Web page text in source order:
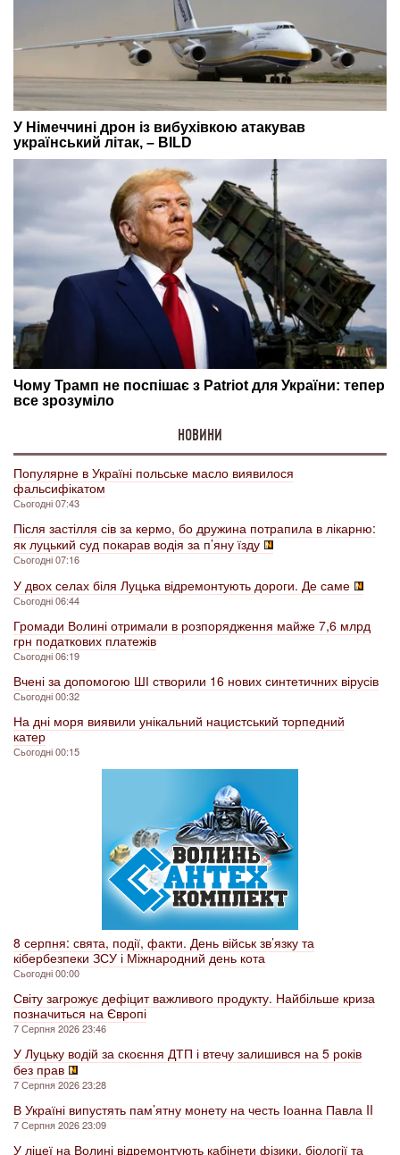
НОВИНИ
Популярне в Україні польське масло виявилося
фальсифікатом
Сьогодні 07:43
Після застілля сів за кермо, бо дружина потрапила в лікарню:
як луцький суд покарав водія за п’яну їзду
Сьогодні 07:16
У двох селах біля Луцька відремонтують дороги. Де саме
Сьогодні 06:44
Громади Волині отримали в розпорядження майже 7,6 млрд
грн податкових платежів
Сьогодні 06:19
Вчені за допомогою ШІ створили 16 нових синтетичних вірусів
Сьогодні 00:32
На дні моря виявили унікальний нацистський торпедний
катер
Сьогодні 00:15
8 серпня: свята, події, факти. День військ зв’язку та
кібербезпеки ЗСУ і Міжнародний день кота
Сьогодні 00:00
Світу загрожує дефіцит важливого продукту. Найбільше криза
позначиться на Європі
7 Серпня 2026 23:46
У Луцьку водій за скоєння ДТП і втечу залишився на 5 років
без прав
7 Серпня 2026 23:28
В Україні випустять пам’ятну монету на честь Іоанна Павла II
7 Серпня 2026 23:09
У ліцеї на Волині відремонтують кабінети фізики, біології та